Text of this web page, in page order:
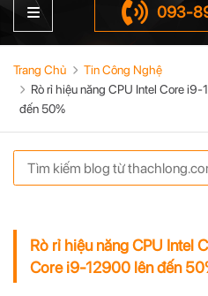
093-
Trang Chủ
Tin Công Nghệ
Rò rỉ hiệu năng CPU Intel Core
đến 50%
Rò rỉ hiệu năng CPU Intel
Core i9-12900 lên đến